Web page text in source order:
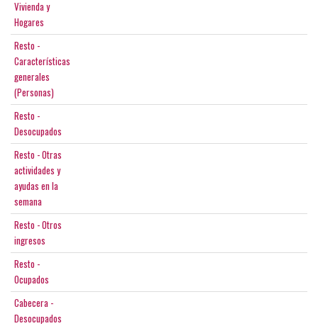
Vivienda y
Hogares
Resto -
Características
generales
(Personas)
Resto -
Desocupados
Resto - Otras
actividades y
ayudas en la
semana
Resto - Otros
ingresos
Resto -
Ocupados
Cabecera -
Desocupados